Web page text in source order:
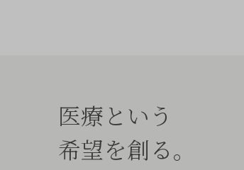
医療という
希望を創る。